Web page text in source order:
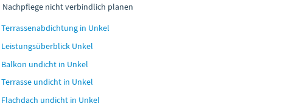
Nachpflege nicht verbindlich planen
Terrassenabdichtung in Unkel
Leistungsüberblick Unkel
Balkon undicht in Unkel
Terrasse undicht in Unkel
Flachdach undicht in Unkel